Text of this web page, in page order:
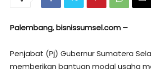
Palembang, bisnissumsel.com –
Penjabat (Pj) Gubernur Sumatera
memberikan bantuan modal usaha